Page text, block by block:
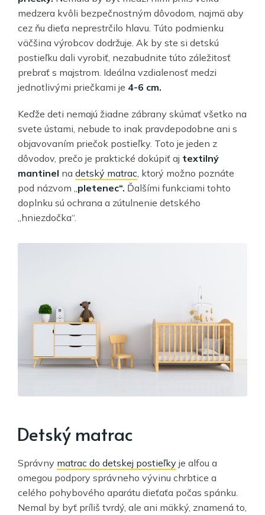
medzera kvôli bezpečnostným dôvodom, najmä aby
cez ňu dieťa neprestrčilo hlavu. Túto podmienku
väčšina výrobcov dodržuje. Ak by ste si detskú
postieľku dali vyrobiť, nezabudnite túto záležitosť
prebrať s majstrom. Ideálna vzdialenosť medzi
jednotlivými priečkami je 4-6 cm.
Keďže deti nemajú žiadne zábrany skúmať všetko na
svete ústami, nebude to inak pravdepodobne ani s
objavovaním priečok postieľky. Toto je jeden z
dôvodov, prečo je praktické dokúpiť aj textilný
mantinel na detský matrac, ktorý možno poznáte
pod názvom „pletenec“. Ďalšími funkciami tohto
doplnku sú ochrana a zútulnenie detského
„hniezdočka“.
Detský matrac
Správny matrac do detskej postieľky je alfou a
omegou podpory správneho vývinu chrbtice a
celého pohybového aparátu dieťaťa počas spánku.
Nemal by byť príliš tvrdý, ale ani mäkký, znamená to,